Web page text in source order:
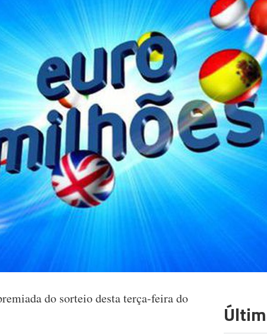
do sorteio desta terça-feira do